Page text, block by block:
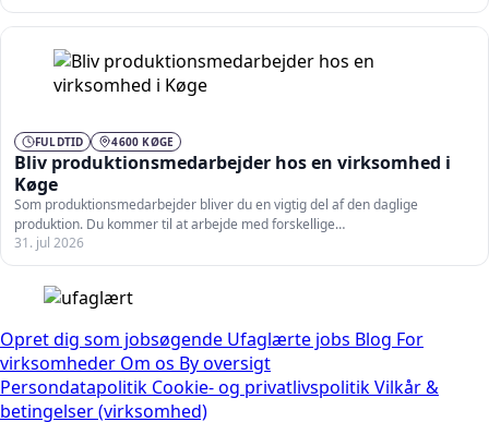
FULDTID 4600 KØGE
Bliv produktionsmedarbejder hos en virksomhed i
Køge
Som produktionsmedarbejder bliver du en vigtig del af den daglige
produktion. Du kommer til at arbejde med forskellige…
31. jul 2026
Opret dig som jobsøgende Ufaglærte jobs Blog For
virksomheder Om os By oversigt
Persondatapolitik Cookie- og privatlivspolitikVilkår &
betingelser (virksomhed)